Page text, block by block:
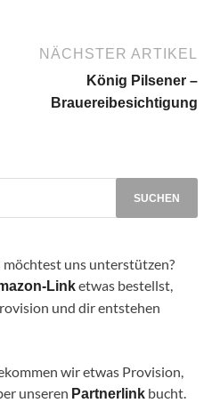
NÄCHSTER ARTIKEL
König Pilsener –
Brauereibesichtigung
möchtest uns unterstützen?
Linketwas bestellst,
und dir entstehen
wir etwas Provision,
unseren Partnerlink bucht.